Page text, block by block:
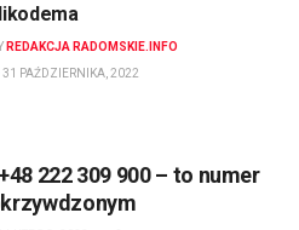
REDAKCJA RADOMSKIE.INFO
31 PAŹDZIERNIKA, 2022
222 309 900 – to numer